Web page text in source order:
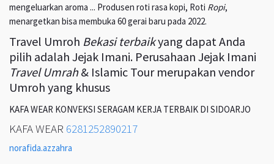
mengeluarkan aroma ... Produsen roti rasa kopi, Roti Ropi,
menargetkan bisa membuka 60 gerai baru pada 2022.
Travel Umroh Bekasi terbaikyang dapat Anda
pilih adalah Jejak Imani. Perusahaan Jejak Imani
Travel Umrah& Islamic Tour merupakan vendor
Umroh yang khusus
KAFA WEAR KONVEKSI SERAGAM KERJA TERBAIK DI SIDOARJO
KAFA WEAR 6281252890217
norafida.azzahra